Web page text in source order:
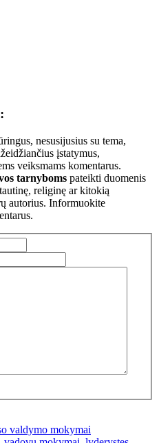
nesusijusius su tema,
įstatymus,
veiksmams komentarus.
tarnyboms pateikti duomenis
religinę ar kitokią
autorius. Informuokite
valdymo mokymai